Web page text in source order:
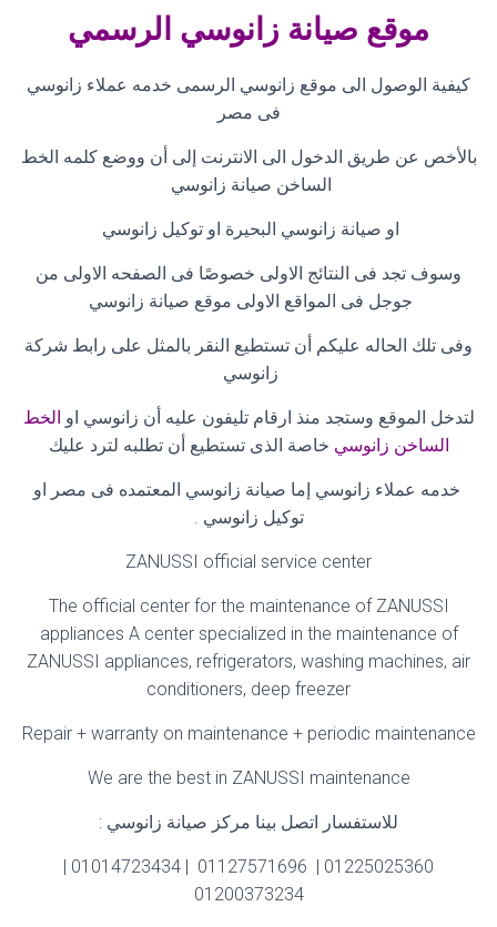
موقع صيانة زانوسي الرسمي
كيفية الوصول الى موقع زانوسي الرسمى خدمه عملاء زانوسي
فى مصر
بالأخص عن طريق الدخول الى الانترنت إلى أن ووضع كلمه الخط
الساخن صيانة زانوسي
او صيانة زانوسي البحيرة او توكيل زانوسي
وسوف تجد فى النتائج الاولى خصوصًا فى الصفحه الاولى من
جوجل فى المواقع الاولى موقع صيانة زانوسي
وفى تلك الحاله عليكم أن تستطيع النقر بالمثل على رابط شركة
زانوسي
لتدخل الموقع وستجد منذ ارقام تليفون عليه أن زانوسي او الخط
الساخن زانوسي خاصة الذى تستطيع أن تطلبه لترد عليك
خدمه عملاء زانوسي إما صيانة زانوسي المعتمده فى مصر او
توكيل زانوسي .
ZANUSSI official service center
The official center for the maintenance of ZANUSSI
appliances A center specialized in the maintenance of
ZANUSSI appliances, refrigerators, washing machines, air
conditioners, deep freezer
Repair + warranty on maintenance + periodic maintenance
We are the best in ZANUSSI maintenance
للاستفسار اتصل بينا مركز صيانة زانوسي :
01225025360 | 01127571696 | 01014723434 |
01200373234